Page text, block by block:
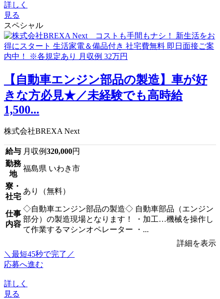
詳しく
見る
スペシャル
【自動車エンジン部品の製造】車が好
きな方必見★／未経験でも高時給
1,500...
株式会社BREXA Next
給与 月収例320,000円
勤務
地
福島県 いわき市
寮・
社宅
あり（無料）
仕事
内容
◇自動車エンジン部品の製造◇ 自動車部品（エンジン
部分）の製造現場となります！ ・加工…機械を操作し
て作業するマシンオペレーター ・...
詳細を表示
＼最短45秒で完了／
応募へ進む
詳しく
見る